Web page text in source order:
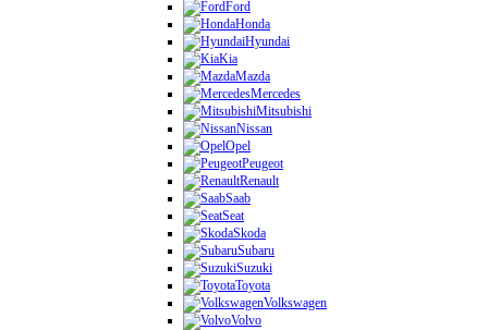
Ford
Honda
Hyundai
Kia
Mazda
Mercedes
Mitsubishi
Nissan
Opel
Peugeot
Renault
Saab
Seat
Skoda
Subaru
Suzuki
Toyota
Volkswagen
Volvo